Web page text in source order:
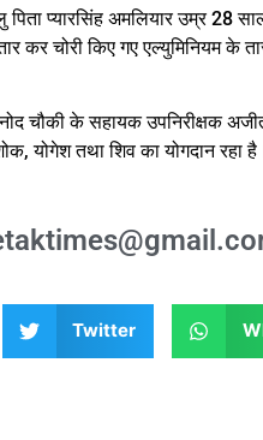
प्यारसिंह अमलियार उम्र 28
कर चोरी किए गए एल्युमिनियम
चौकी के सहायक उपनिरीक्षक
योगेश तथा शिव का योगदान रहा
Twitter